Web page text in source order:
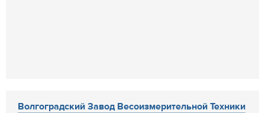
Волгоградский Завод Весоизмерительной Техники